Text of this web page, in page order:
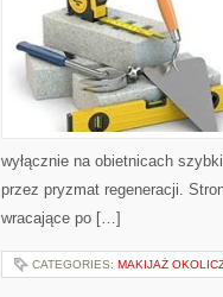
wyłącznie na obietnicach
przez pryzmat regeneracji.
wracające po […]
CATEGORIES: MAKIJAŻ